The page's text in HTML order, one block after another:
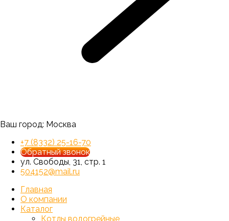
Ваш город: Москва
+7 (8332) 25-16-70
Обратный звонок
ул. Свободы, 31, стр. 1
504152@mail.ru
Главная
О компании
Каталог
Котлы водогрейные